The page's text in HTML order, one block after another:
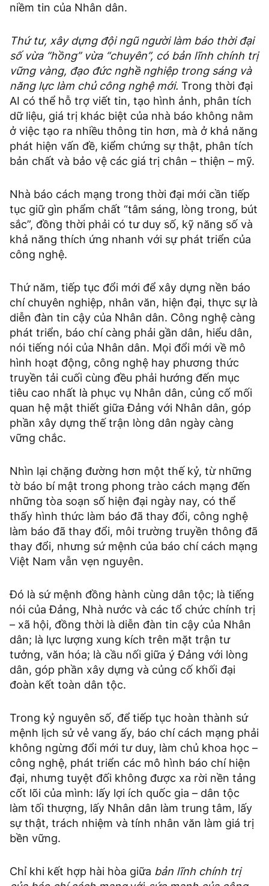
niềm tin của Nhân dân.
Thứ tư, xây dựng đội ngũ người làm báo thời đại
số vừa “hồng” vừa “chuyên”, có bản lĩnh chính trị
vững vàng, đạo đức nghề nghiệp trong sáng và
năng lực làm chủ công nghệ mới. Trong thời đại
AI có thể hỗ trợ viết tin, tạo hình ảnh, phân tích
dữ liệu, giá trị khác biệt của nhà báo không nằm
ở việc tạo ra nhiều thông tin hơn, mà ở khả năng
phát hiện vấn đề, kiểm chứng sự thật, phân tích
bản chất và bảo vệ các giá trị chân – thiện – mỹ.
Nhà báo cách mạng trong thời đại mới cần tiếp
tục giữ gìn phẩm chất “tâm sáng, lòng trong, bút
sắc”, đồng thời phải có tư duy số, kỹ năng số và
khả năng thích ứng nhanh với sự phát triển của
công nghệ.
Thứ năm, tiếp tục đổi mới để xây dựng nền báo
chí chuyên nghiệp, nhân văn, hiện đại, thực sự là
diễn đàn tin cậy của Nhân dân. Công nghệ càng
phát triển, báo chí càng phải gần dân, hiểu dân,
nói tiếng nói của Nhân dân. Mọi đổi mới về mô
hình hoạt động, công nghệ hay phương thức
truyền tải cuối cùng đều phải hướng đến mục
tiêu cao nhất là phục vụ Nhân dân, củng cố mối
quan hệ mật thiết giữa Đảng với Nhân dân, góp
phần xây dựng thế trận lòng dân ngày càng
vững chắc.
Nhìn lại chặng đường hơn một thế kỷ, từ những
tờ báo bí mật trong phong trào cách mạng đến
những tòa soạn số hiện đại ngày nay, có thể
thấy hình thức làm báo đã thay đổi, công nghệ
làm báo đã thay đổi, môi trường truyền thông đã
thay đổi, nhưng sứ mệnh của báo chí cách mạng
Việt Nam vẫn vẹn nguyên.
Đó là sứ mệnh đồng hành cùng dân tộc; là tiếng
nói của Đảng, Nhà nước và các tổ chức chính trị
– xã hội, đồng thời là diễn đàn tin cậy của Nhân
dân; là lực lượng xung kích trên mặt trận tư
tưởng, văn hóa; là cầu nối giữa ý Đảng với lòng
dân, góp phần xây dựng và củng cố khối đại
đoàn kết toàn dân tộc.
Trong kỷ nguyên số, để tiếp tục hoàn thành sứ
mệnh lịch sử vẻ vang ấy, báo chí cách mạng phải
không ngừng đổi mới tư duy, làm chủ khoa học –
công nghệ, phát triển các mô hình báo chí hiện
đại, nhưng tuyệt đối không được xa rời nền tảng
cốt lõi của mình: lấy lợi ích quốc gia – dân tộc
làm tối thượng, lấy Nhân dân làm trung tâm, lấy
sự thật, trách nhiệm và tính nhân văn làm giá trị
bền vững.
Chỉ khi kết hợp hài hòa giữa bản lĩnh chính trị